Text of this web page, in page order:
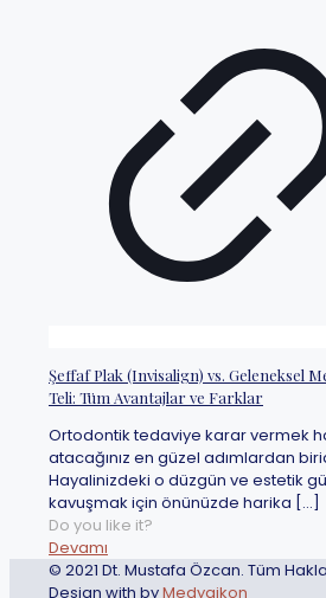
Şeffaf Plak (Invisalign) vs. Geleneksel
Teli: Tüm Avantajlar ve Farklar
Ortodontik tedaviye karar vermek
atacağınız en güzel adımlardan
Hayalinizdeki o düzgün ve estetik
kavuşmak için önünüzde harika […]
Do you like it?
Devamı
© 2021 Dt. Mustafa Özcan. Tüm
Design with byMedyaikon